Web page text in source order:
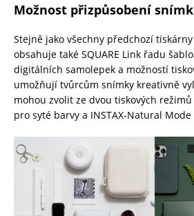
Možnost přizpůsobení
Stejně jako všechny předchozí
obsahuje také SQUARE Link řadu
digitálních samolepek a možností
umožňují tvůrcům snímky kreativně
mohou zvolit ze dvou tiskových režimů
pro syté barvy a INSTAX-Natural